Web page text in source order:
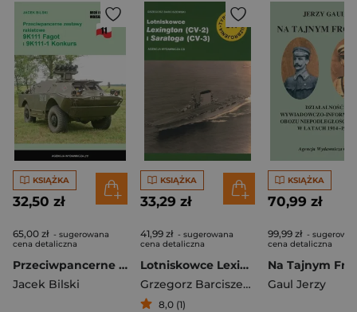
KSIĄŻKA
32,50 zł
65,00 zł - sugerowana
cena detaliczna
Przeciwpancerne zestawy rakietowe 9K111 Fagot i 9K111-1 Konkurs
Jacek Bilski
KSIĄŻKA
33,29 zł
41,99 zł - sugerowana
cena detaliczna
Lotniskowce Lexington i Saratoga
Grzegorz Barciszewski
8,0 (1)
KSIĄŻKA
70,99 zł
99,99 zł -
cena detaliczna
Na Tajnym
Gaul Jerzy